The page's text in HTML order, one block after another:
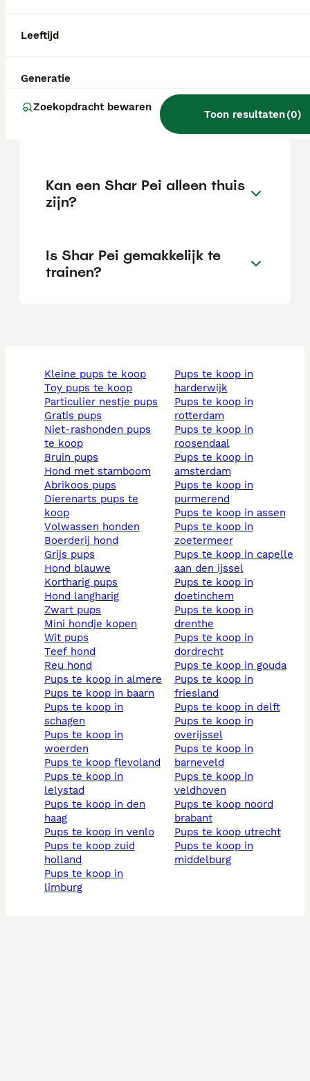
Leeftijd
Generatie
Zoekopdracht bewaren
Toon resultaten(0)
Wat is het karakter van een
Hoeveel jaar leeft een Shar
Kan een Shar Pei alleen thuis
zijn?
Is Shar Pei gemakkelijk te
trainen?
kleine pups te koop
toy pups te koop
particulier nestje pups
gratis pups
niet-rashonden pups
te koop
bruin pups
hond met stamboom
abrikoos pups
dierenarts pups te
koop
volwassen honden
boerderij hond
grijs pups
hond blauwe
kortharig pups
hond langharig
zwart pups
mini hondje kopen
wit pups
teef hond
reu hond
pups te koop in almere
pups te koop in baarn
pups te koop in
schagen
pups te koop in
woerden
pups te koop flevoland
pups te koop in
lelystad
pups te koop in den
haag
pups te koop in venlo
pups te koop zuid
holland
pups te koop in
limburg
pups te koop in
harderwijk
pups te koop in
rotterdam
pups te koop in
roosendaal
pups te koop in
amsterdam
pups te koop in
purmerend
pups te koop in assen
pups te koop in
zoetermeer
pups te koop in capelle
aan den ijssel
pups te koop in
doetinchem
pups te koop in
drenthe
pups te koop in
dordrecht
pups te koop in gouda
pups te koop in
friesland
pups te koop in delft
pups te koop in
overijssel
pups te koop in
barneveld
pups te koop in
veldhoven
pups te koop noord
brabant
pups te koop utrecht
pups te koop in
middelburg